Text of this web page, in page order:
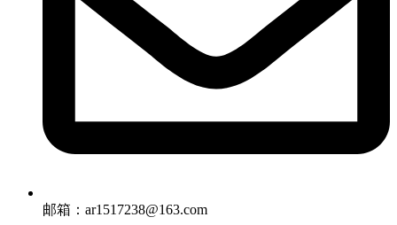
邮箱：ar1517238@163.com